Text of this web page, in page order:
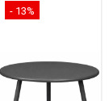
- 13%